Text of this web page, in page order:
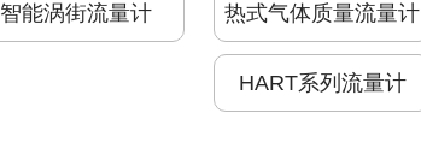
智能涡街流量计 热式气体质量流量计
HART系列流量计